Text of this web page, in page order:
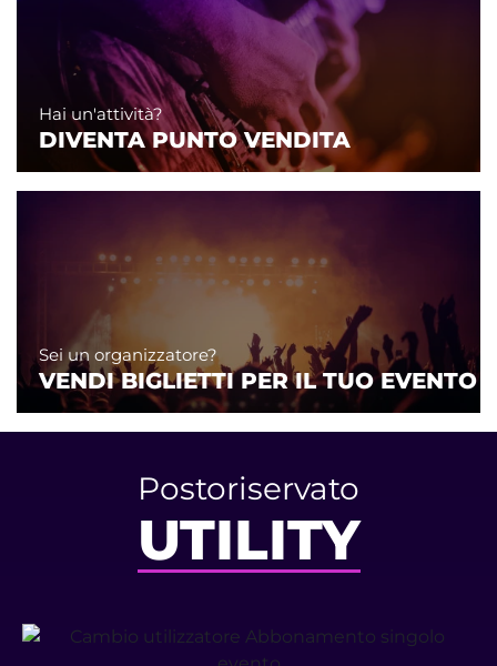
Hai un'attività?
DIVENTA PUNTO VENDITA
Sei un organizzatore?
VENDI BIGLIETTI PER IL TUO EVENTO
Postoriservato
UTILITY